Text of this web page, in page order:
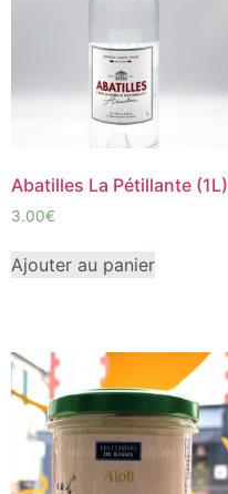
Abatilles La Pétillante (1L)
3.00€
Ajouter au panier